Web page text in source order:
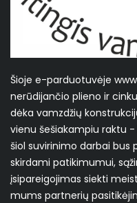
Šioje e-parduotuvėje
nerūdijančio plieno ir
dėka vamzdžių
vienu šešiakampiu raktu
šiol suvirinimo darbai bus
skirdami patikimumui,
įsipareigojimas siekti
mums partnerių